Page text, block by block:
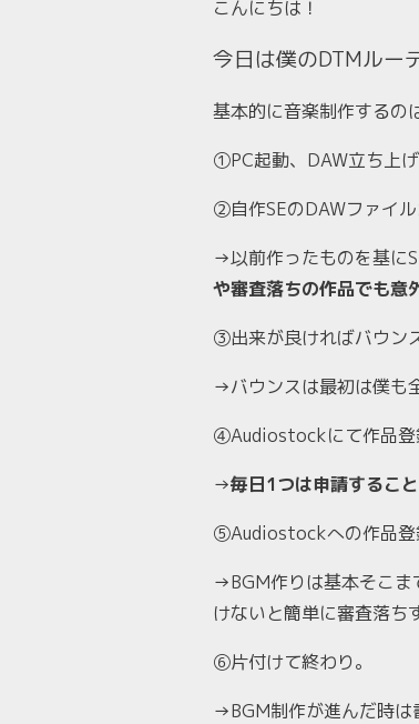
こんにちは！
今日は僕のDTMルー
基本的に音楽制作するの
①PC起動、DAW立ち上げ
②自作SEのDAWファイル
→以前作ったものを基に
や審査落ちの作品でも意
③出来が良ければバウン
→バウンスは最初は僕も
④Audiostockにて作品登
→毎日1つは申請するこ
⑤Audiostockへの作品登
→BGM作りは基本そこ
けないと簡単に審査落ち
⑥片付けて終わり。
→BGM制作が進んだ時は